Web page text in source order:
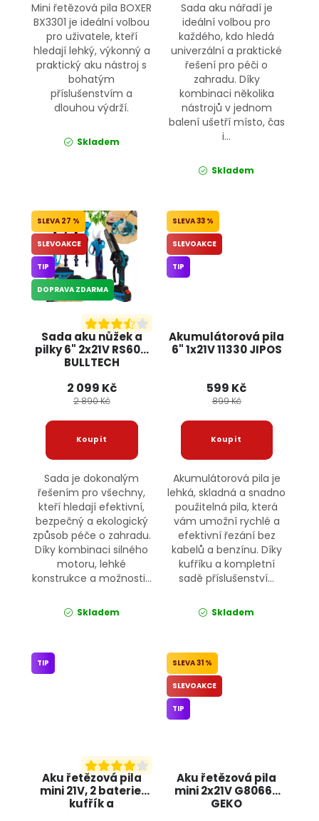
Mini řetězová pila BOXER
BX3301 je ideální volbou
pro uživatele, kteří
hledají lehký, výkonný a
praktický aku nástroj s
bohatým
příslušenstvím a
dlouhou výdrží.
Skladem
Sada aku nářadí je
ideální volbou pro
každého, kdo hledá
univerzální a praktické
řešení pro péči o
zahradu. Díky
kombinaci několika
nástrojů v jednom
balení ušetří místo, čas
i...
Skladem
Sada aku nůžek a
pilky 6" 2x21V RS6011
BULLTECH
27 %
SLEVOAKCE
TIP
DOPRAVA ZDARMA
2 099 Kč
2 890 Kč
Sada je dokonalým
řešením pro všechny,
kteří hledají efektivní,
bezpečný a ekologický
způsob péče o zahradu.
Díky kombinaci silného
motoru, lehké
konstrukce a možnosti...
Skladem
Akumulátorová pila
6" 1x21V 11330 JIPOS
33 %
SLEVOAKCE
TIP
599 Kč
899 Kč
Akumulátorová pila je
lehká, skladná a snadno
použitelná pila, která
vám umožní rychlé a
efektivní řezání bez
kabelů a benzínu. Díky
kufříku a kompletní
sadě příslušenství...
Skladem
Aku řetězová pila
mini 21V, 2 baterie,
kufřík a
TIP
Aku řetězová pila
mini 2x21V G80665
GEKO
31 %
SLEVOAKCE
TIP